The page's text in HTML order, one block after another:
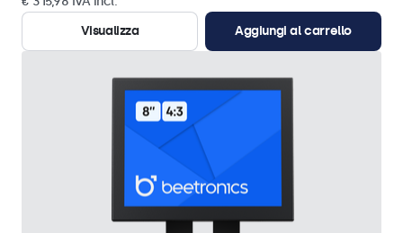
Visualizza
Aggiungi al carrello